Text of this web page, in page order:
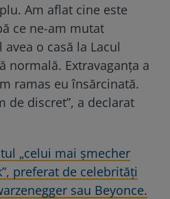
Am aflat cine este
ce ne-am mutat
o casă la Lacul
normală. Extravaganța a
ramas eu însărcinată.
de discret”, a declarat
„celui mai șmecher
preferat de celebrități
sau Beyonce.